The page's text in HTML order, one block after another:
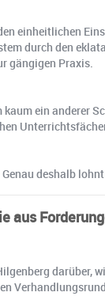
einheitlichen
durch den
gängigen Praxis.
ein
deshalb
aus
darüber,